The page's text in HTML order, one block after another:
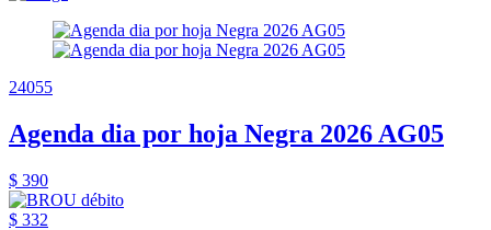
24055
Agenda dia por hoja Negra 2026 AG05
$ 390
$ 332